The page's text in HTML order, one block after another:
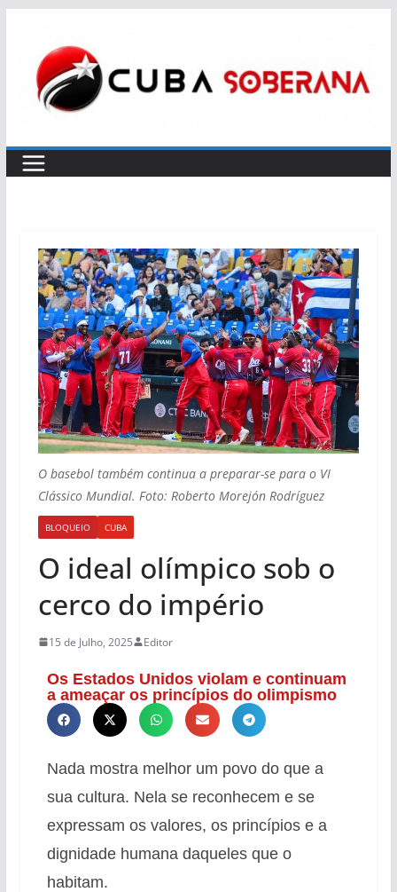
O basebol também continua a preparar-se para o VI
Clássico Mundial. Foto: Roberto Morejón Rodríguez
BLOQUEIO CUBA
O ideal olímpico sob o
cerco do império
15 de Julho, 2025 Editor
Os Estados Unidos violam e continuam
a ameaçar os princípios do olimpismo
Nada mostra melhor um povo do que a
sua cultura. Nela se reconhecem e se
expressam os valores, os princípios e a
dignidade humana daqueles que o
habitam.